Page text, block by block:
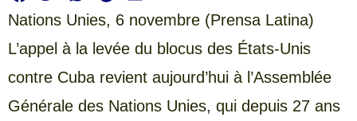
Nations Unies, 6 novembre (Prensa Latina)
L’appel à la levée du blocus des États-Unis
contre Cuba revient aujourd’hui à l’Assemblée
Générale des Nations Unies, qui depuis 27 ans